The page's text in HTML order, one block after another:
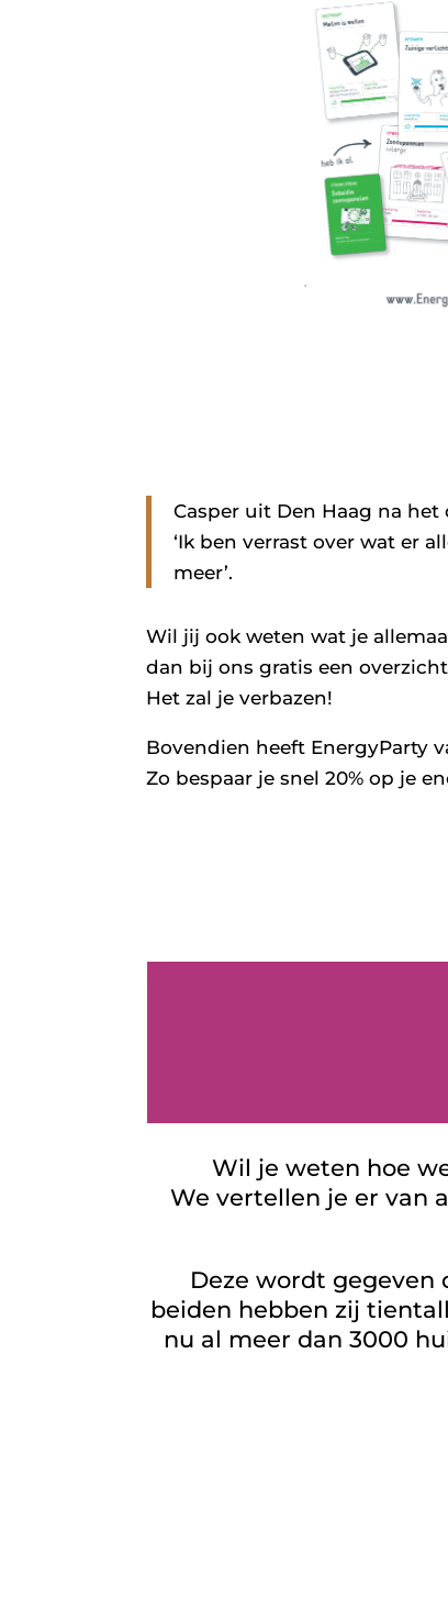
Casper uit Den Haag na het
‘Ik ben verrast over wat er
meer’.
Wil jij ook weten wat je
dan bij ons gratis een
Het zal je verbazen!
Bovendien heeft EnergyParty
Zo bespaar je snel 20% op je
Wil je weten hoe
We vertellen je er van
Deze wordt gegeven
beiden hebben zij
nu al meer dan 3000